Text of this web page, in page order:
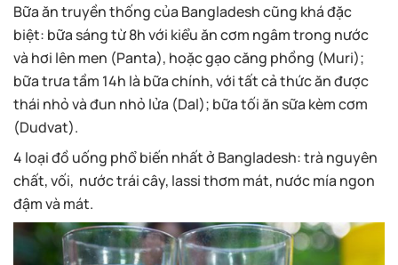
Bữa ăn truyền thống của Bangladesh cũng khá đặc
biệt: bữa sáng từ 8h với kiểu ăn cơm ngâm trong nước
và hơi lên men (Panta), hoặc gạo căng phồng (Muri);
bữa trưa tầm 14h là bữa chính, với tất cả thức ăn được
thái nhỏ và đun nhỏ lửa (Dal); bữa tối ăn sữa kèm cơm
(Dudvat).
4 loại đồ uống phổ biến nhất ở Bangladesh: trà nguyên
chất, vối, nước trái cây, lassi thơm mát, nước mía ngon
đậm và mát.